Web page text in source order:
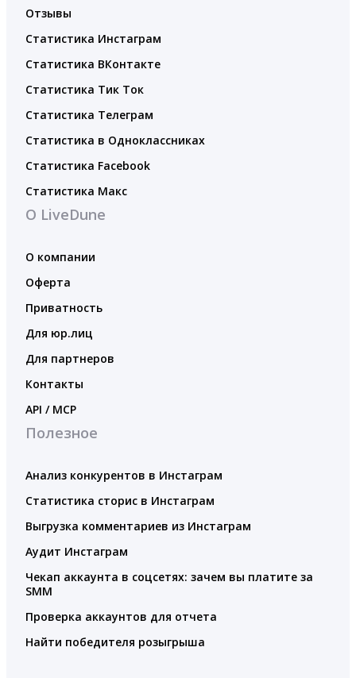
Отзывы
Статистика Инстаграм
Статистика ВКонтакте
Статистика Тик Ток
Статистика Телеграм
Статистика в Одноклассниках
Статистика Facebook
Статистика Макс
О LiveDune
О компании
Оферта
Приватность
Для юр.лиц
Для партнеров
Контакты
API / MCP
Полезное
Анализ конкурентов в Инстаграм
Статистика сторис в Инстаграм
Выгрузка комментариев из Инстаграм
Аудит Инстаграм
Чекап аккаунта в соцсетях: зачем вы платите за
SMM
Проверка аккаунтов для отчета
Найти победителя розыгрыша